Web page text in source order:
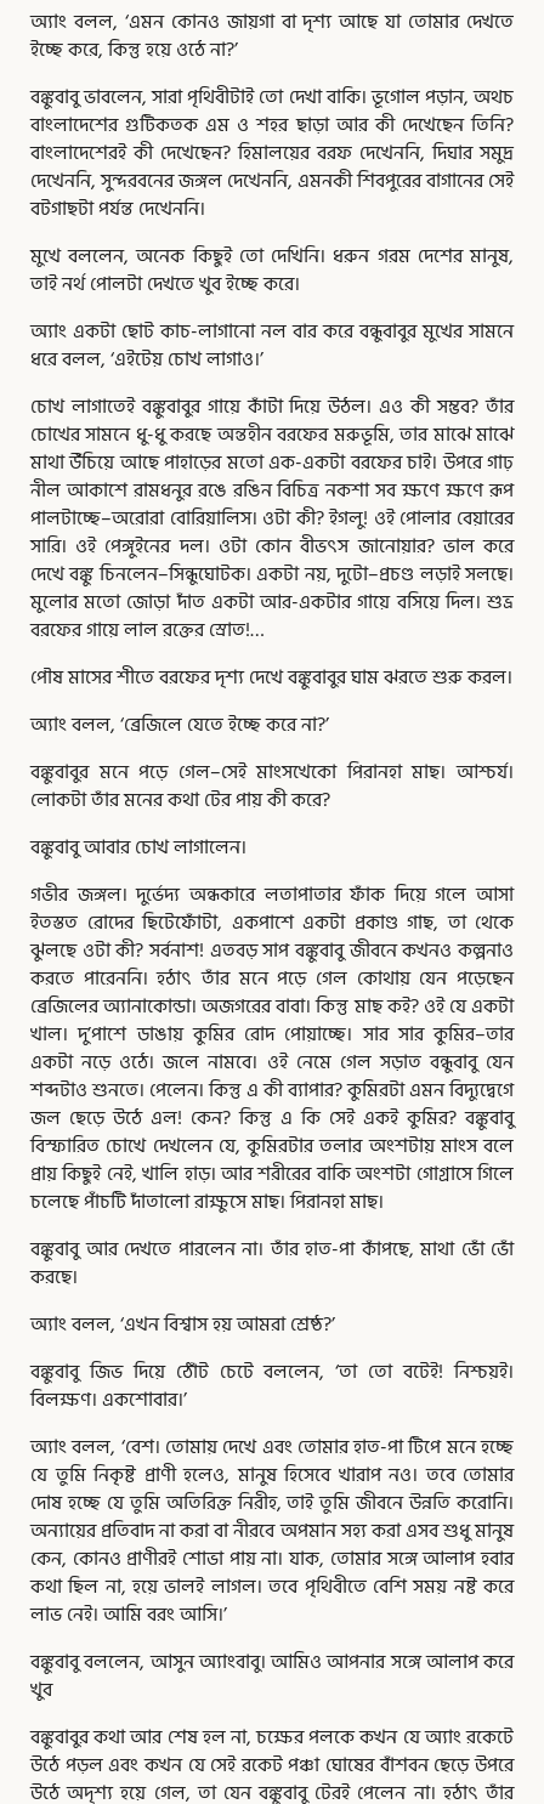
অ্যাং বলল, ‘এমন কোনও জায়গা বা দৃশ্য আছে যা তোমার দেখতে
ইচ্ছে করে, কিন্তু হয়ে ওঠে না?’
বঙ্কুবাবু ভাবলেন, সারা পৃথিবীটাই তো দেখা বাকি। ভূগোল পড়ান, অথচ
বাংলাদেশের গুটিকতক এম ও শহর ছাড়া আর কী দেখেছেন তিনি?
বাংলাদেশেরই কী দেখেছেন? হিমালয়ের বরফ দেখেননি, দিঘার সমুদ্র
দেখেননি, সুন্দরবনের জঙ্গল দেখেননি, এমনকী শিবপুরের বাগানের সেই
বটগাছটা পর্যন্ত দেখেননি।
মুখে বললেন, অনেক কিছুই তো দেখিনি। ধরুন গরম দেশের মানুষ,
তাই নর্থ পোলটা দেখতে খুব ইচ্ছে করে।
অ্যাং একটা ছোট কাচ-লাগানো নল বার করে বন্ধুবাবুর মুখের সামনে
ধরে বলল, ‘এইটেয় চোখ লাগাও।’
চোখ লাগাতেই বঙ্কুবাবুর গায়ে কাঁটা দিয়ে উঠল। এও কী সম্ভব? তাঁর
চোখের সামনে ধু-ধু করছে অন্তহীন বরফের মরুভূমি, তার মাঝে মাঝে
মাথা উঁচিয়ে আছে পাহাড়ের মতো এক-একটা বরফের চাই। উপরে গাঢ়
নীল আকাশে রামধনুর রঙে রঙিন বিচিত্র নকশা সব ক্ষণে ক্ষণে রূপ
পালটাচ্ছে–অরোরা বোরিয়ালিস। ওটা কী? ইগলু! ওই পোলার বেয়ারের
সারি। ওই পেঙ্গুইনের দল। ওটা কোন বীভৎস জানোয়ার? ভাল করে
দেখে বঙ্কু চিনলেন–সিন্ধুঘোটক। একটা নয়, দুটো–প্রচণ্ড লড়াই সলছে।
মুলোর মতো জোড়া দাঁত একটা আর-একটার গায়ে বসিয়ে দিল। শুভ্র
বরফের গায়ে লাল রক্তের স্রোত!…
পৌষ মাসের শীতে বরফের দৃশ্য দেখে বঙ্কুবাবুর ঘাম ঝরতে শুরু করল।
অ্যাং বলল, ‘ব্রেজিলে যেতে ইচ্ছে করে না?’
বঙ্কুবাবুর মনে পড়ে গেল–সেই মাংসখেকো পিরানহা মাছ। আশ্চর্য।
লোকটা তাঁর মনের কথা টের পায় কী করে?
বঙ্কুবাবু আবার চোখ লাগালেন।
গভীর জঙ্গল। দুর্ভেদ্য অন্ধকারে লতাপাতার ফাঁক দিয়ে গলে আসা
ইতস্তত রোদের ছিটেফোঁটা, একপাশে একটা প্রকাণ্ড গাছ, তা থেকে
ঝুলছে ওটা কী? সর্বনাশ! এতবড় সাপ বঙ্কুবাবু জীবনে কখনও কল্পনাও
করতে পারেননি। হঠাৎ তাঁর মনে পড়ে গেল কোথায় যেন পড়েছেন
ব্রেজিলের অ্যানাকোন্ডা। অজগরের বাবা। কিন্তু মাছ কই? ওই যে একটা
খাল। দু’পাশে ডাঙায় কুমির রোদ পোয়াচ্ছে। সার সার কুমির–তার
একটা নড়ে ওঠে। জলে নামবে। ওই নেমে গেল সড়াত বন্ধুবাবু যেন
শব্দটাও শুনতে। পেলেন। কিন্তু এ কী ব্যাপার? কুমিরটা এমন বিদ্যুদ্বেগে
জল ছেড়ে উঠে এল! কেন? কিন্তু এ কি সেই একই কুমির? বঙ্কুবাবু
বিস্ফারিত চোখে দেখলেন যে, কুমিরটার তলার অংশটায় মাংস বলে
প্রায় কিছুই নেই, খালি হাড়। আর শরীরের বাকি অংশটা গোগ্রাসে গিলে
চলেছে পাঁচটি দাঁতালো রাক্ষুসে মাছ। পিরানহা মাছ।
বঙ্কুবাবু আর দেখতে পারলেন না। তাঁর হাত-পা কাঁপছে, মাথা ভোঁ ভোঁ
করছে।
অ্যাং বলল, ‘এখন বিশ্বাস হয় আমরা শ্রেষ্ঠ?’
বঙ্কুবাবু জিভ দিয়ে ঠোঁট চেটে বললেন, ‘তা তো বটেই! নিশ্চয়ই।
বিলক্ষণ। একশোবার।’
অ্যাং বলল, ‘বেশ। তোমায় দেখে এবং তোমার হাত-পা টিপে মনে হচ্ছে
যে তুমি নিকৃষ্ট প্রাণী হলেও, মানুষ হিসেবে খারাপ নও। তবে তোমার
দোষ হচ্ছে যে তুমি অতিরিক্ত নিরীহ, তাই তুমি জীবনে উন্নতি করোনি।
অন্যায়ের প্রতিবাদ না করা বা নীরবে অপমান সহ্য করা এসব শুধু মানুষ
কেন, কোনও প্রাণীরই শোভা পায় না। যাক, তোমার সঙ্গে আলাপ হবার
কথা ছিল না, হয়ে ভালই লাগল। তবে পৃথিবীতে বেশি সময় নষ্ট করে
লাভ নেই। আমি বরং আসি।’
বঙ্কুবাবু বললেন, আসুন অ্যাংবাবু। আমিও আপনার সঙ্গে আলাপ করে
খুব
বঙ্কুবাবুর কথা আর শেষ হল না, চক্ষের পলকে কখন যে অ্যাং রকেটে
উঠে পড়ল এবং কখন যে সেই রকেট পঞ্চা ঘোষের বাঁশবন ছেড়ে উপরে
উঠে অদৃশ্য হয়ে গেল, তা যেন বঙ্কুবাবু টেরই পেলেন না। হঠাৎ তাঁর